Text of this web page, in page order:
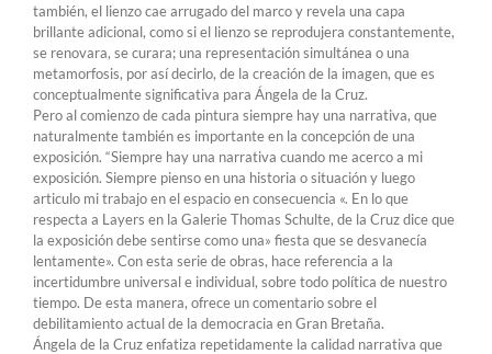
también, el lienzo cae arrugado del marco y revela una capa
brillante adicional, como si el lienzo se reprodujera constantemente,
se renovara, se curara; una representación simultánea o una
metamorfosis, por así decirlo, de la creación de la imagen, que es
conceptualmente significativa para Ángela de la Cruz.
Pero al comienzo de cada pintura siempre hay una narrativa, que
naturalmente también es importante en la concepción de una
exposición. “Siempre hay una narrativa cuando me acerco a mi
exposición. Siempre pienso en una historia o situación y luego
articulo mi trabajo en el espacio en consecuencia «. En lo que
respecta a Layers en la Galerie Thomas Schulte, de la Cruz dice que
la exposición debe sentirse como una» fiesta que se desvanecía
lentamente». Con esta serie de obras, hace referencia a la
incertidumbre universal e individual, sobre todo política de nuestro
tiempo. De esta manera, ofrece un comentario sobre el
debilitamiento actual de la democracia en Gran Bretaña.
Ángela de la Cruz enfatiza repetidamente la calidad narrativa que